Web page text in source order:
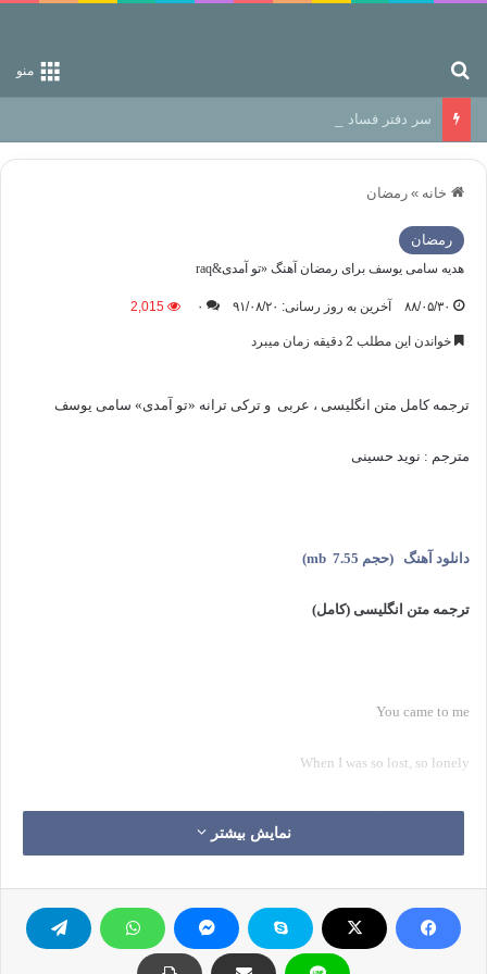
منو
سر دفتر فساد در زمین‌، دوری وکناره‌گیری از راه خداست‌!
خانه » رمضان
رمضان
هدیه سامی یوسف برای رمضان آهنگ «تو آمدی&raq
۸۸/۰۵/۳۰ آخرین به روز رسانی: ۹۱/۰۸/۲۰ ۰ 2,015
خواندن این مطلب 2 دقیقه زمان میبرد
ترجمه کامل متن انگلیسی ، عربی و ترکی ترانه «تو آمدی» سامی یوسف
مترجم : نوید حسینی
دانلود آهنگ (حجم 7.55 mb
)
ترجمه متن انگلیسی (کامل)
You came to me
When I was so lost, so lonely
You came to me
Showed me the right way, way to live
نمایش بیشتر